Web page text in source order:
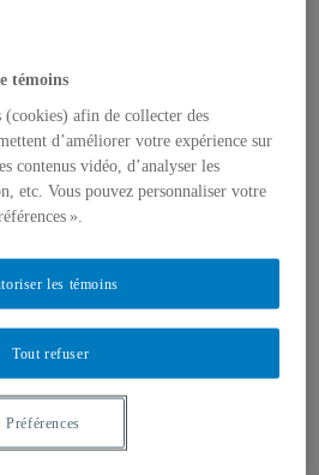
de la valeur
immobilier
et actes de colloque
vidéo
et conférences
et formations sur mesure
1er cycle
2e cycle
3e cycle
témoins
(cookies) afin de collecter des
d’améliorer votre expérience sur
contenus vidéo, d’analyser les
etc. Vous pouvez personnaliser votre
».
Tout refuser
les témoins
Préférences